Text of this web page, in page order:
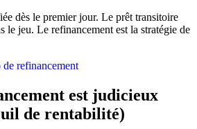
dès le premier jour. Le prêt transitoire
le jeu. Le refinancement est la stratégie de
refinancement
est judicieux
de rentabilité)